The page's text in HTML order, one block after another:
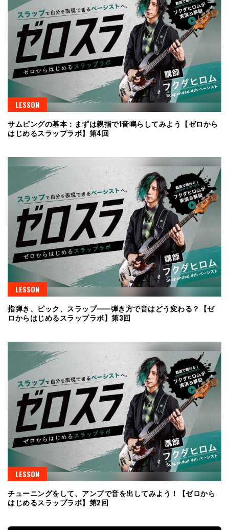
LESSON
サムピングの基本：まずは親指で1音鳴らしてみよう【ゼロから
はじめるスラップラボ】第4回
LESSON
指弾き、ピック、スラップ⸺弾き方で音はどう変わる？【ゼ
ロからはじめるスラップラボ】第3回
LESSON
チューニングをして、アンプで音を出してみよう！【ゼロから
はじめるスラップラボ】第2回